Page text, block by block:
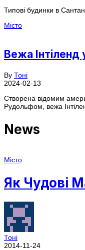
Типові будинки в
Місто
Вежа Інтіленд
By Тоні
2024-02-13
Створена відомим
Рудольфом, вежа
News
Місто
Як Чудові
Тоні
2014-11-24